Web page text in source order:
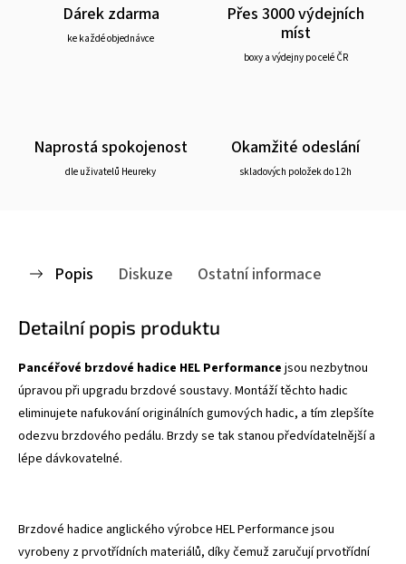
Dárek zdarma
ke každé objednávce
Přes 3000 výdejních
míst
boxy a výdejny po celé ČR
Naprostá spokojenost
dle uživatelů Heureky
Okamžité odeslání
skladových položek do 12h
Popis Diskuze Ostatní informace
Detailní popis produktu
Pancéřové brzdové hadice HEL Performance jsou nezbytnou
úpravou při upgradu brzdové soustavy. Montáží těchto hadic
eliminujete nafukování originálních gumových hadic, a tím zlepšíte
odezvu brzdového pedálu. Brzdy se tak stanou předvídatelnější a
lépe dávkovatelné.
Brzdové hadice anglického výrobce HEL Performance jsou
vyrobeny z prvotřídních materiálů, díky čemuž zaručují prvotřídní